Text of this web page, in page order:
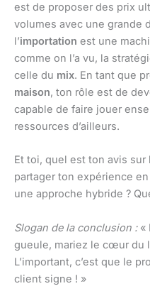
est de proposer des prix
volumes avec une grande
l’importation est une
comme on l’a vu, la
celle du mix. En tant que
maison, ton rôle est de
capable de faire jouer
ressources d’ailleurs.
Et toi, quel est ton avis sur
partager ton expérience
une approche hybride ?
Slogan de la conclusion :«
gueule, mariez le cœur du
L’important, c’est que le
client signe ! »